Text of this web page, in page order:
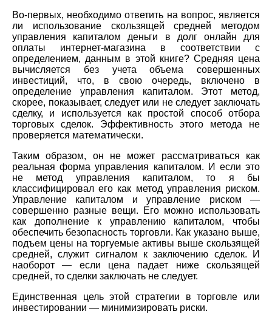
Во-первых, необходимо ответить на вопрос, является
ли использование скользящей средней методом
управления капиталом деньги в долг онлайн для
оплаты интернет-магазина в соответствии с
определением, данным в этой книге? Средняя цена
вычисляется без учета объема совершенных
инвестиций, что, в свою очередь, включено в
определение управления капиталом. Этот метод,
скорее, показывает, следует или не следует заключать
сделку, и используется как простой способ отбора
торговых сделок. Эффективность этого метода не
проверяется математически.
Таким образом, он не может рассматриваться как
реальная форма управления капиталом. И если это
не метод управления капиталом, то я бы
классифицировал его как метод управления риском.
Управление капиталом и управление риском —
совершенно разные вещи. Его можно использовать
как дополнение к управлению капиталом, чтобы
обеспечить безопасность торговли. Как указано выше,
подъем цены на торгуемые активы выше скользящей
средней, служит сигналом к заключению сделок. И
наоборот — если цена падает ниже скользящей
средней, то сделки заключать не следует.
Единственная цель этой стратегии в торговле или
инвестировании — минимизировать риски.